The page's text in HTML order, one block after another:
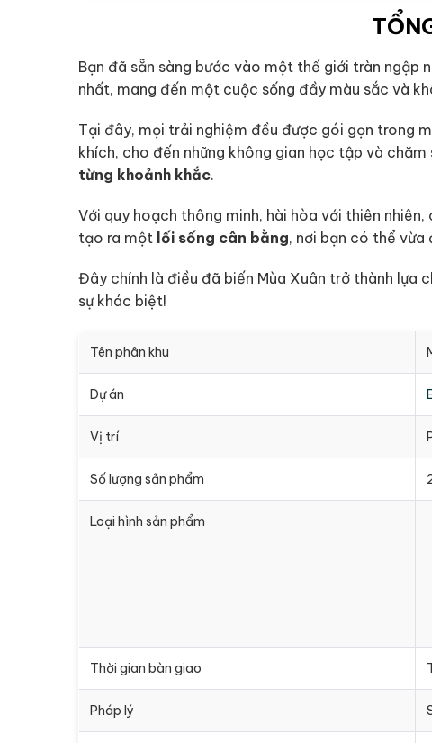
Bạn đã sẵn sàng bước vào một thế giới tràn ngập
nhất, mang đến một cuộc sống đầy màu sắc và
Tại đây, mọi trải nghiệm đều được gói gọn trong
khích, cho đến những không gian học tập và
từng khoảnh khắc.
Với quy hoạch thông minh, hài hòa với thiên
tạo ra một lối sống cân bằng, nơi bạn có thể vừa
Đây chính là điều đã biến Mùa Xuân trở thành lựa
sự khác biệt!
Tên phân khu
Dự án
Vị trí
Số lượng sản phẩm
Loại hình sản phẩm
Thời gian bàn giao
Pháp lý